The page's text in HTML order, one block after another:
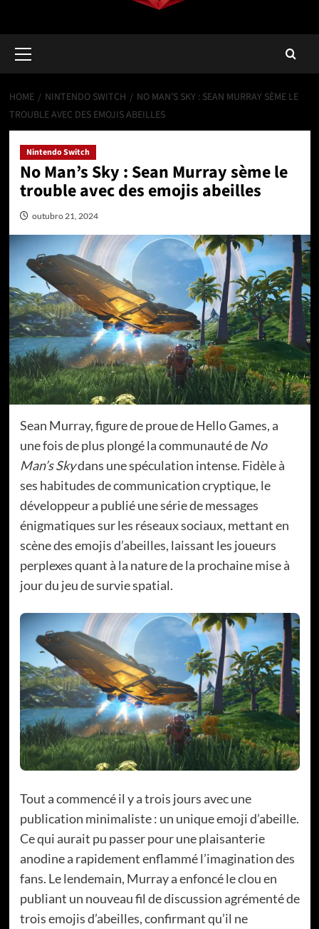
Menu
HOME NINTENDO SWITCH
NO MAN’S SKY : SEAN MURRAY SÈME LE
TROUBLE AVEC DES EMOJIS ABEILLES
Nintendo Switch
No Man’s Sky : Sean Murray sème le
trouble avec des emojis abeilles
outubro 21, 2024
Sean Murray, figure de proue de Hello Games, a
une fois de plus plongé la communauté de No
Man’s Skydans une spéculation intense. Fidèle à
ses habitudes de communication cryptique, le
développeur a publié une série de messages
énigmatiques sur les réseaux sociaux, mettant en
scène des emojis d’abeilles, laissant les joueurs
perplexes quant à la nature de la prochaine mise à
jour du jeu de survie spatial.
Tout a commencé il y a trois jours avec une
publication minimaliste : un unique emoji d’abeille.
Ce qui aurait pu passer pour une plaisanterie
anodine a rapidement enflammé l’imagination des
fans. Le lendemain, Murray a enfoncé le clou en
publiant un nouveau fil de discussion agrémenté de
trois emojis d’abeilles, confirmant qu’il ne